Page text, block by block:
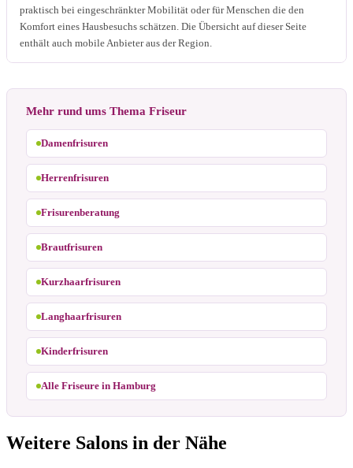
praktisch bei eingeschränkter Mobilität oder für Menschen die den
Komfort eines Hausbesuchs schätzen. Die Übersicht auf dieser Seite
enthält auch mobile Anbieter aus der Region.
Mehr rund ums Thema Friseur
Damenfrisuren
Herrenfrisuren
Frisurenberatung
Brautfrisuren
Kurzhaarfrisuren
Langhaarfrisuren
Kinderfrisuren
Alle Friseure in Hamburg
Weitere Salons in der Nähe